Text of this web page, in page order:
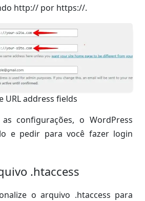
http:// por https://.
URL address fields
configurações, o WordPress
e pedir para você fazer login
.htaccess
o arquivo .htaccess para